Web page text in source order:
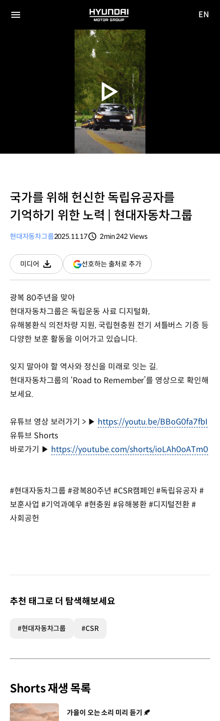
HYUNDAI
MOTOR
GROUP
EN
국가를 위해 헌신한 독립유공자를
기억하기 위한 노력 | 현대자동차그룹
현대자동차그룹2025.11.17
2min242 Views
미디어
다운로드
선호하는 출처로 추가(새
창
광복 80주년을 맞아
현대자동차그룹은 독립운동 사료 디지털화,
유해봉환식 의전차량 지원, 국립현충원 전기 셔틀버스 기증 등
다양한 보훈 활동을 이어가고 있습니다.
잊지 말아야 할 역사와 정신을 미래로 잇는 길.
현대자동차그룹의 ‘Road to Remember’를 영상으로 확인해
보세요.
유튜브 영상 보러가기 >▶ https://youtu.be/BBoG0fa7fbI
유튜브 Shorts
바로가기
▶ https://youtube.com/shorts/ioLAh0oATm0
#현대자동차그룹 #광복80주년 #CSR캠페인 #독립유공자 #
보훈사업 #기억과예우 #현충원 #유해봉환 #디지털전환 #
사회공헌
추천 태그로 더 탐색해보세요
#현대자동차그룹 #CSR
Shorts 재생 목록
[동영상]
가을이 오는 소리 미리 듣기 🍂